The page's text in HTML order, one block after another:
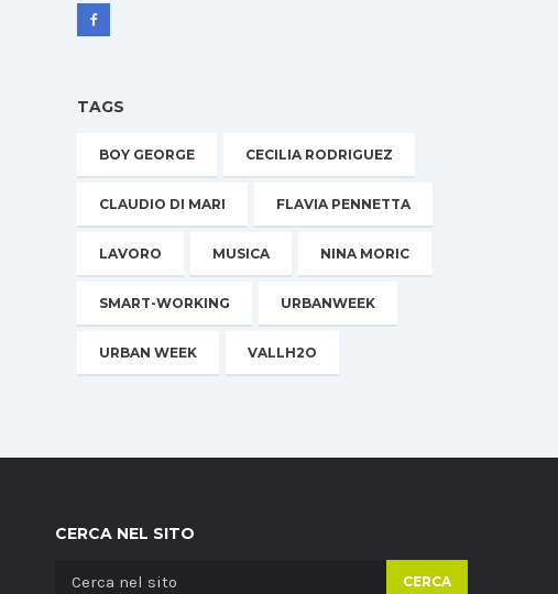
TAGS
BOY GEORGE CECILIA RODRIGUEZ
CLAUDIO DI MARI FLAVIA PENNETTA
LAVORO MUSICA NINA MORIC
SMART-WORKING URBANWEEK
URBAN WEEK VALLH2O
CERCA NEL SITO
CERCA